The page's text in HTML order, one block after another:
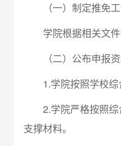
（一）制定推免
学院根据相关文
（二）公布申报
1.学院按照学校
2.学院严格按照
支撑材料。